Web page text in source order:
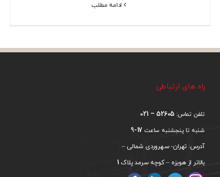
ادامه مطلب
راه های ارتباطی
تلفن تماس: 52605 – 021
شنبه تا پنجشنبه ساعت 17-9
آدرس: تهران- سهروردی شمالی –
بالاتر از هویزه – کوچه سرمد پلاک 1